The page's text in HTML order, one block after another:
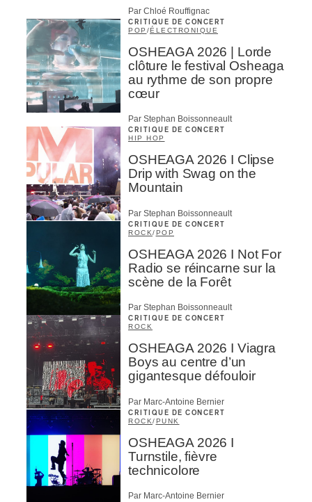
Par Chloé Rouffignac
CRITIQUE DE CONCERT
POP /ÉLECTRONIQUE
OSHEAGA 2026 | Lorde
clôture le festival Osheaga
au rythme de son propre
cœur
Par Stephan Boissonneault
CRITIQUE DE CONCERT
HIP HOP
OSHEAGA 2026 I Clipse
Drip with Swag on the
Mountain
Par Stephan Boissonneault
CRITIQUE DE CONCERT
ROCK/POP
OSHEAGA 2026 I Not For
Radio se réincarne sur la
scène de la Forêt
Par Stephan Boissonneault
CRITIQUE DE CONCERT
ROCK
OSHEAGA 2026 I Viagra
Boys au centre d’un
gigantesque défouloir
Par Marc-Antoine Bernier
CRITIQUE DE CONCERT
ROCK/PUNK
OSHEAGA 2026 I
Turnstile, fièvre
technicolore
Par Marc-Antoine Bernier